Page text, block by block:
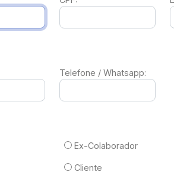
Telefone / Whatsapp:
Ex-Colaborador
Cliente